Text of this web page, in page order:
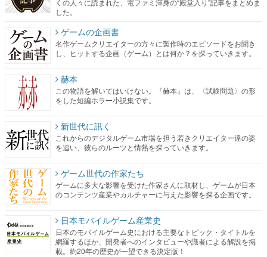
くの人々に読まれた、電ファミ渾身の“殿堂入り”記事をまとめま
した。
ゲームの企画書
名作ゲームクリエイターの方々に製作時のエピソードをお聞き
し、ヒットする企画（ゲーム）とは何か？を探っていきます。
赫本
この物語を解いてはいけない。『赫本』は、〈試験問題〉の形
をした短編ホラー小説集です。
新世代に訊く
これからのデジタルゲーム市場を担う若きクリエイター達の姿
を追い、彼らのルーツと情熱を探っていきます。
ゲーム世代の作家たち
ゲームに多大な影響を受けた作家さんに取材し、ゲームが日本
のコンテンツ産業やカルチャーに与えた影響を探る企画です。
日本モバイルゲーム産業史
日本のモバイルゲーム史における主要なトピック・タイトルを
網羅するほか、開発者へのインタビューや識者による解説を掲
載。約20年の歴史が一望できる決定版！